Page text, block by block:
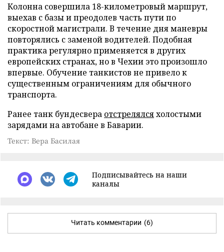
Колонна совершила 18-километровый маршрут,
выехав с базы и преодолев часть пути по
скоростной магистрали. В течение дня маневры
повторялись с заменой водителей. Подобная
практика регулярно применяется в других
европейских странах, но в Чехии это произошло
впервые. Обучение танкистов не привело к
существенным ограничениям для обычного
транспорта.
Ранее танк бундесвера отстрелялсяхолостыми
зарядами на автобане в Баварии.
Текст: Вера Басилая
Подписывайтесь на наши
каналы
Читать комментарии (6)